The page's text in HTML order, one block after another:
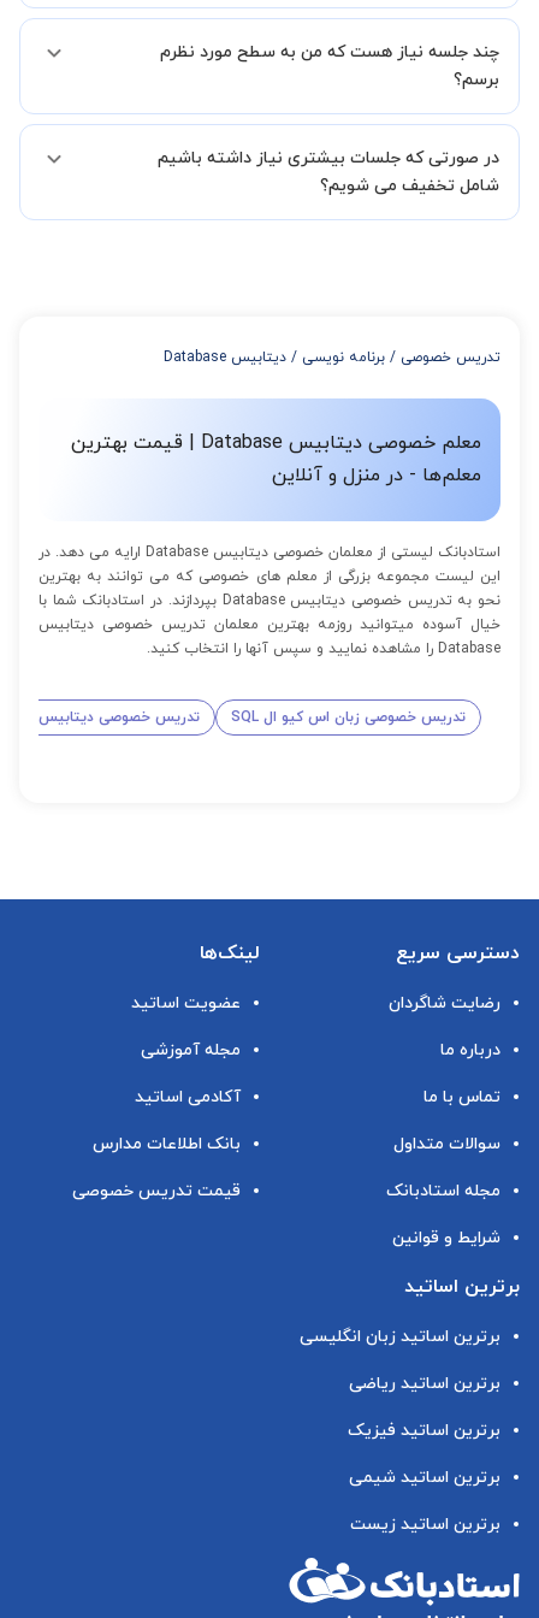
استادبانک شما را در انتخاب استاد مطلوب یاری کند.
بخش پشتیبانی استادبانک با شما تماس گرفته و راهنمایی کامل و پیگیری
لازم جهت تکمیل درخواست شما را انجام میدهند.
همچنین میتوانید درخواست خود را از طریق تماس مستقیم با شماره
ادامه دهید.
چند جلسه نیاز هست که من به سطح مورد نظرم
برسم؟
مدرس مشخص کند ابتدا باید جلسه اول کلاس درس شما با مدرس برگزار
شود تا با توجه به سطح شما و خواسته شما مدرس اعلام کنند که تقریبا
در صورتی که جلسات بیشتری نیاز داشته باشیم
شامل تخفیف می شویم؟
از 12 تا 15 جلسه: 7% تخفیف
تدریس خصوصی / برنامه نویسی / دیتابیس Database
معلم خصوصی دیتابیس Database | قیمت بهترین
معلم‌ها - در منزل و آنلاین
استادبانک لیستی از معلمان خصوصی دیتابیس Database ارایه می دهد. در
این لیست مجموعه بزرگی از معلم های خصوصی که می توانند به بهترین
نحو به تدریس خصوصی دیتابیس Database بپردازند. در استادبانک شما با
خیال آسوده میتوانید روزمه بهترین معلمان تدریس خصوصی دیتابیس
Database را مشاهده نمایید و سپس آنها را انتخاب کنید.
تدریس خصوصی زبان اس کیو ال SQL تدریس خصوصی دیتابیس Oracel
دسترسی سریع
رضایت شاگردان
درباره ما
تماس با ما
سوالات متداول
مجله استادبانک
شرایط و قوانین
لینک‌ها
عضویت اساتید
مجله آموزشی
آکادمی اساتید
بانک اطلاعات مدارس
قیمت تدریس خصوصی
برترین اساتید
برترین اساتید زبان انگلیسی
برترین اساتید ریاضی
برترین اساتید فیزیک
برترین اساتید شیمی
برترین اساتید زیست